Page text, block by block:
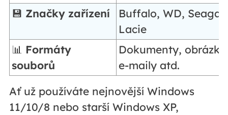
💾 Značky zařízení
Buffalo, WD,
Lacie
📊 Formáty
souborů
Dokumenty,
e-maily atd.
Ať už používáte nejnovější Windows
11/10/8 nebo starší Windows XP,